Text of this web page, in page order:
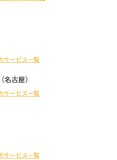
サービス一覧
（名古屋）
サービス一覧
サービス一覧